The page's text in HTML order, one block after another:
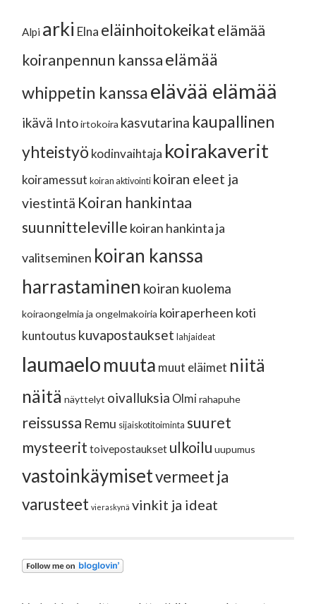
Alpi arki Elna eläinhoitokeikatelämää
koiranpennun kanssaelämää
whippetin kanssaelävää elämää
ikävä Intoirtokoira kasvutarina kaupallinen
yhteistyö kodinvaihtaja koirakaverit
koiramessut koiran aktivointi koiran eleet ja
viestintä Koiran hankintaa
suunnitteleville koiran hankinta ja
valitseminen koiran kanssa
harrastaminen koiran kuolema
koiraongelmia ja ongelmakoiria koiraperheen koti
kuntoutus kuvapostaukset lahjaideat
laumaelomuuta muut eläimet niitä
näitä näyttelyt oivalluksia Olmi rahapuhe
reissussa Remu sijaiskotitoiminta suuret
mysteerit toivepostaukset ulkoilu uupumus
vastoinkäymisetvermeet ja
varusteet vieraskynä vinkit ja ideat